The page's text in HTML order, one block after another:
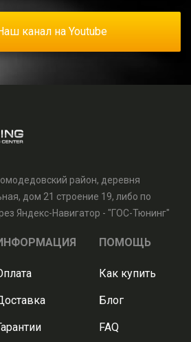
канал на Youtube
район, деревня
дом 21 строение 19, либо по
Яндекс-Навигатор - "ГОС-Тюнинг"
ПОМОЩЬ
Как купить
Блог
FAQ